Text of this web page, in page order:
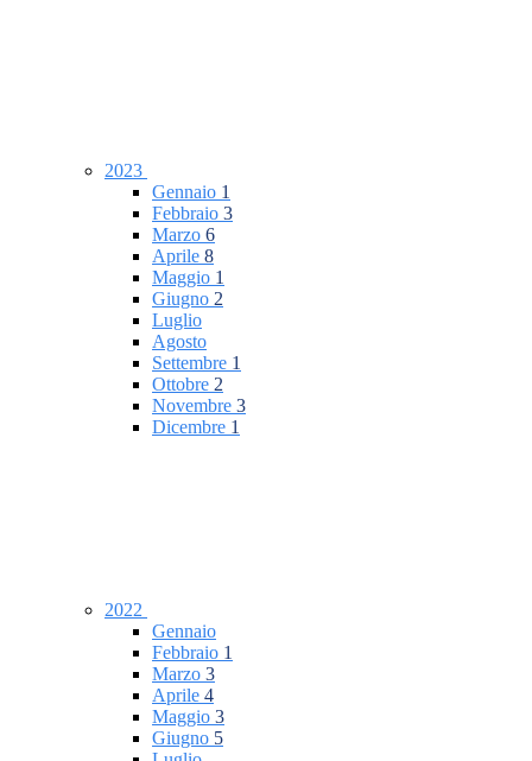
2023
Gennaio 1
Febbraio 3
Marzo 6
Aprile 8
Maggio 1
Giugno 2
Luglio
Agosto
Settembre 1
Ottobre 2
Novembre 3
Dicembre 1
2022
Gennaio
Febbraio 1
Marzo 3
Aprile 4
Maggio 3
Giugno 5